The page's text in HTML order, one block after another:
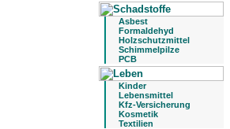
Asbest
Formaldehyd
Holzschutzmittel
Schimmelpilze
PCB
Kinder
Lebensmittel
Kfz-Versicherung
Kosmetik
Textilien